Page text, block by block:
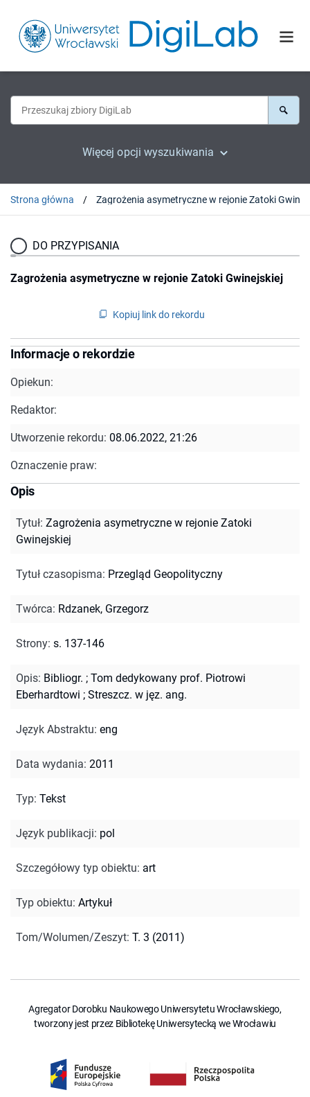
Więcej opcji wyszukiwania
Strona główna
DO PRZYPISANIA
Zagrożenia asymetryczne w rejonie Zatoki Gwinejskiej
Kopiuj link do rekordu
Informacje o rekordzie
Opiekun:
Redaktor:
Utworzenie rekordu: 08.06.2022, 21:26
Oznaczenie praw:
Opis
Tytuł: Zagrożenia asymetryczne w rejonie Zatoki
Gwinejskiej
Tytuł czasopisma: Przegląd Geopolityczny
Twórca: Rdzanek, Grzegorz
Strony: s. 137-146
Opis: Bibliogr. ; Tom dedykowany prof. Piotrowi
Eberhardtowi ; Streszcz. w jęz. ang.
Język Abstraktu: eng
Data wydania: 2011
Typ: Tekst
Język publikacji: pol
Szczegółowy typ obiektu: art
Typ obiektu: Artykuł
Tom/Wolumen/Zeszyt: T. 3 (2011)
Agregator Dorobku Naukowego Uniwersytetu Wrocławskiego,
tworzony jest przez Bibliotekę Uniwersytecką we Wrocławiu